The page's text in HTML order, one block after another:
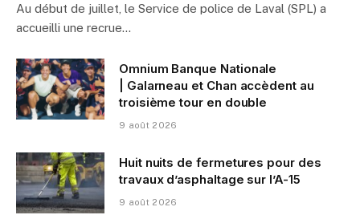
Au début de juillet, le Service de police de Laval (SPL) a
accueilli une recrue…
Omnium Banque Nationale
| Galarneau et Chan accèdent au
troisième tour en double
9 août 2026
Huit nuits de fermetures pour des
travaux d’asphaltage sur l’A-15
9 août 2026